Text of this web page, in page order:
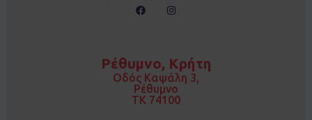
F
a
o
I
n
r
a
m
Ρέθυμνο, Κρήτη
Οδός Καψάλη 3,
Ρέθυμνο
TK 74100